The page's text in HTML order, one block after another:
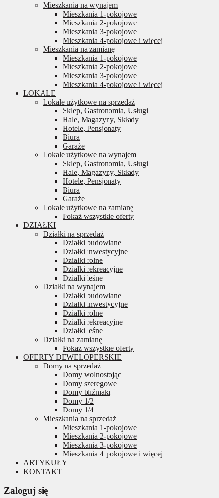
Mieszkania na wynajem
Mieszkania 1-pokojowe
Mieszkania 2-pokojowe
Mieszkania 3-pokojowe
Mieszkania 4-pokojowe i więcej
Mieszkania na zamianę
Mieszkania 1-pokojowe
Mieszkania 2-pokojowe
Mieszkania 3-pokojowe
Mieszkania 4-pokojowe i więcej
LOKALE
Lokale użytkowe na sprzedaż
Sklep, Gastronomia, Usługi
Hale, Magazyny, Składy
Hotele, Pensjonaty
Biura
Garaże
Lokale użytkowe na wynajem
Sklep, Gastronomia, Usługi
Hale, Magazyny, Składy
Hotele, Pensjonaty
Biura
Garaże
Lokale użytkowe na zamianę
Pokaż wszystkie oferty
DZIAŁKI
Działki na sprzedaż
Działki budowlane
Działki inwestycyjne
Działki rolne
Działki rekreacyjne
Działki leśne
Działki na wynajem
Działki budowlane
Działki inwestycyjne
Działki rolne
Działki rekreacyjne
Działki leśne
Działki na zamianę
Pokaż wszystkie oferty
OFERTY DEWELOPERSKIE
Domy na sprzedaż
Domy wolnostojąc
Domy szeregowe
Domy bliźniaki
Domy 1/2
Domy 1/4
Mieszkania na sprzedaż
Mieszkania 1-pokojowe
Mieszkania 2-pokojowe
Mieszkania 3-pokojowe
Mieszkania 4-pokojowe i więcej
ARTYKUŁY
KONTAKT
Zaloguj się